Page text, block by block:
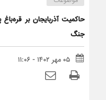
حاکمیت آذربایجان بر قره‌باغ
جنگ‌
۰۵ مهر ۱۴۰۲ - ۱۱:۰۶